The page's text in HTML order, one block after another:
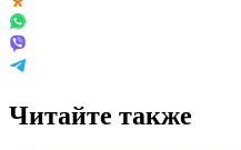
Читайте также